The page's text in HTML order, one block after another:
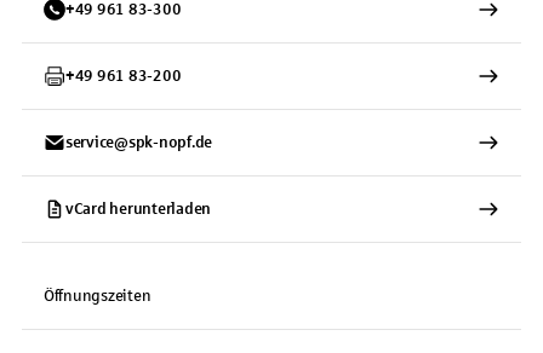
+49 961 83-300
+49 961 83-200
service@spk-nopf.de
vCard herunterladen
Öffnungszeiten